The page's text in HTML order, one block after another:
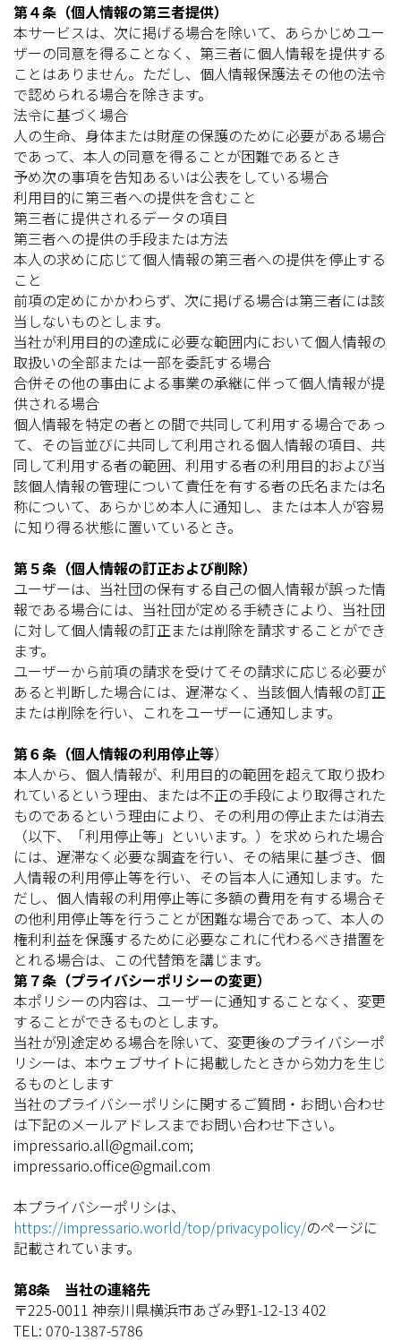
第４条（個人情報の第三者提供）
本サービスは、次に掲げる場合を除いて、あらかじめユー
ザーの同意を得ることなく、第三者に個人情報を提供する
ことはありません。ただし、個人情報保護法その他の法令
で認められる場合を除きます。
法令に基づく場合
人の生命、身体または財産の保護のために必要がある場合
であって、本人の同意を得ることが困難であるとき
予め次の事項を告知あるいは公表をしている場合
利用目的に第三者への提供を含むこと
第三者に提供されるデータの項目
第三者への提供の手段または方法
本人の求めに応じて個人情報の第三者への提供を停止する
こと
前項の定めにかかわらず、次に掲げる場合は第三者には該
当しないものとします。
当社が利用目的の達成に必要な範囲内において個人情報の
取扱いの全部または一部を委託する場合
合併その他の事由による事業の承継に伴って個人情報が提
供される場合
個人情報を特定の者との間で共同して利用する場合であっ
て、その旨並びに共同して利用される個人情報の項目、共
同して利用する者の範囲、利用する者の利用目的および当
該個人情報の管理について責任を有する者の氏名または名
称について、あらかじめ本人に通知し、または本人が容易
に知り得る状態に置いているとき。
第５条（個人情報の訂正および削除）
ユーザーは、当社団の保有する自己の個人情報が誤った情
報である場合には、当社団が定める手続きにより、当社団
に対して個人情報の訂正または削除を請求することができ
ます。
ユーザーから前項の請求を受けてその請求に応じる必要が
あると判断した場合には、遅滞なく、当該個人情報の訂正
または削除を行い、これをユーザーに通知します。
第６条（個人情報の利用停止等）
本人から、個人情報が、利用目的の範囲を超えて取り扱わ
れているという理由、または不正の手段により取得された
ものであるという理由により、その利用の停止または消去
（以下、「利用停止等」といいます。）を求められた場合
には、遅滞なく必要な調査を行い、その結果に基づき、個
人情報の利用停止等を行い、その旨本人に通知します。た
だし、個人情報の利用停止等に多額の費用を有する場合そ
の他利用停止等を行うことが困難な場合であって、本人の
権利利益を保護するために必要なこれに代わるべき措置を
とれる場合は、この代替策を講じます。
第７条（プライバシーポリシーの変更）
本ポリシーの内容は、ユーザーに通知することなく、変更
することができるものとします。
当社が別途定める場合を除いて、変更後のプライバシーポ
リシーは、本ウェブサイトに掲載したときから効力を生じ
るものとします
当社のプライバシーポリシに関するご質問・お問い合わせ
は下記のメールアドレスまでお問い合わせ下さい。
impressario.all@gmail.com;
impressario.office@gmail.com
本プライバシーポリシは、
https://impressario.world/top/privacypolicy/のページに
記載されています。
第8条 当社の連絡先
〒225-0011 神奈川県横浜市あざみ野1-12-13 402
TEL: 070-1387-5786